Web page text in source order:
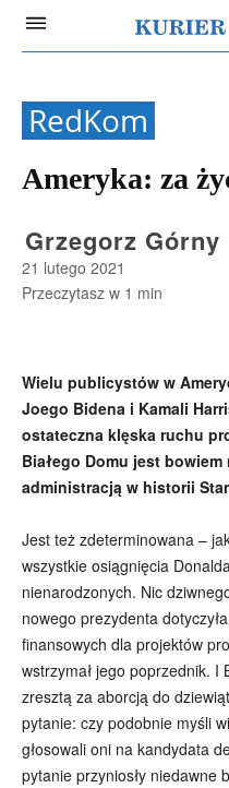
RedKom
Ameryka: za
Grzegorz Górny
21 lutego 2021
Przeczytasz w 1 min
Wielu publicystów w
Joego Bidena i Kamali
ostateczna klęska ruchu
Białego Domu jest
administracją w historii
Jest też zdeterminowana –
wszystkie osiągnięcia
nienarodzonych. Nic
nowego prezydenta
finansowych dla projektów
wstrzymał jego poprzednik.
zresztą za aborcją do
pytanie: czy podobnie myśli
głosowali oni na kandydata
pytanie przyniosły niedawne